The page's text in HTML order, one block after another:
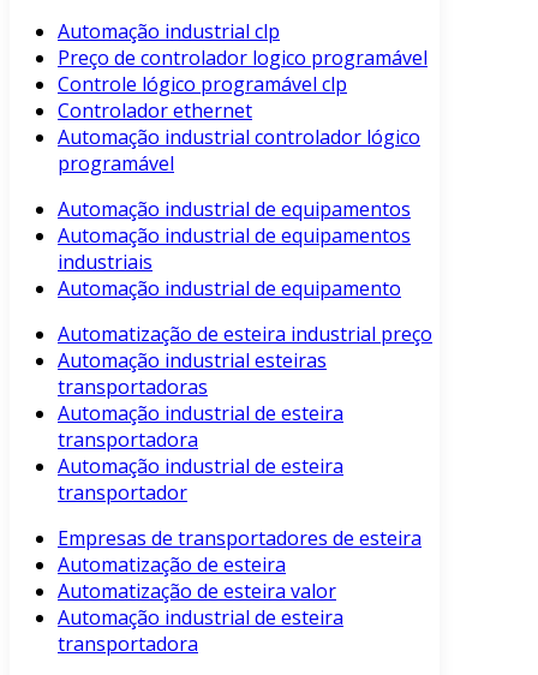
Automação industrial clp
Preço de controlador logico programável
Controle lógico programável clp
Controlador ethernet
Automação industrial controlador lógico
programável
Automação industrial de equipamentos
Automação industrial de equipamentos
industriais
Automação industrial de equipamento
Automatização de esteira industrial preço
Automação industrial esteiras
transportadoras
Automação industrial de esteira
transportadora
Automação industrial de esteira
transportador
Empresas de transportadores de esteira
Automatização de esteira
Automatização de esteira valor
Automação industrial de esteira
transportadora